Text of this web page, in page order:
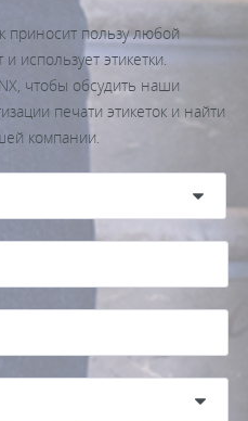
приносит пользу любой
использует этикетки.
чтобы обсудить наши
печати этикеток и найти
компании.